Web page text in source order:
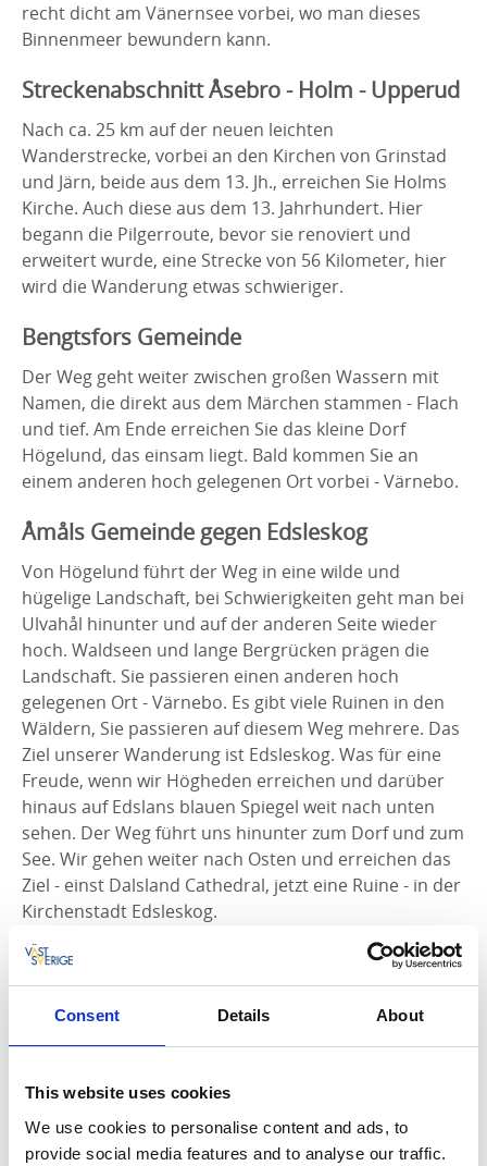
Consent Details About
This website uses cookies
We use cookies to personalise content and ads, to
provide social media features and to analyse our traffic.
recht dicht am Vänernsee vorbei, wo man dieses
Binnenmeer bewundern kann.
Streckenabschnitt Åsebro - Holm - Upperud
Nach ca. 25 km auf der neuen leichten
Wanderstrecke, vorbei an den Kirchen von Grinstad
und Järn, beide aus dem 13. Jh., erreichen Sie Holms
Kirche. Auch diese aus dem 13. Jahrhundert. Hier
begann die Pilgerroute, bevor sie renoviert und
erweitert wurde, eine Strecke von 56 Kilometer, hier
wird die Wanderung etwas schwieriger.
Bengtsfors Gemeinde
Der Weg geht weiter zwischen großen Wassern mit
Namen, die direkt aus dem Märchen stammen - Flach
und tief. Am Ende erreichen Sie das kleine Dorf
Högelund, das einsam liegt. Bald kommen Sie an
einem anderen hoch gelegenen Ort vorbei - Värnebo.
Åmåls Gemeinde gegen Edsleskog
Von Högelund führt der Weg in eine wilde und
hügelige Landschaft, bei Schwierigkeiten geht man bei
Ulvahål hinunter und auf der anderen Seite wieder
hoch. Waldseen und lange Bergrücken prägen die
Landschaft. Sie passieren einen anderen hoch
gelegenen Ort - Värnebo. Es gibt viele Ruinen in den
Wäldern, Sie passieren auf diesem Weg mehrere. Das
Ziel unserer Wanderung ist Edsleskog. Was für eine
Freude, wenn wir Högheden erreichen und darüber
hinaus auf Edslans blauen Spiegel weit nach unten
sehen. Der Weg führt uns hinunter zum Dorf und zum
See. Wir gehen weiter nach Osten und erreichen das
Ziel - einst Dalsland Cathedral, jetzt eine Ruine - in der
Kirchenstadt Edsleskog.
Ziel Ömmelns Bahnhof
vorbei an dem Pfarrhaus in Edsleskog und Dalslands
höchstem Berg Baljåsen (301 m). Besuchen Sie gerne
Außerdem gehen Sie entlang der kleinen Straßen und
der Umgehungsstraße in Richtung Norden. Sie
erreichen den Endpunkt der Wallfahrt in Dalsland am